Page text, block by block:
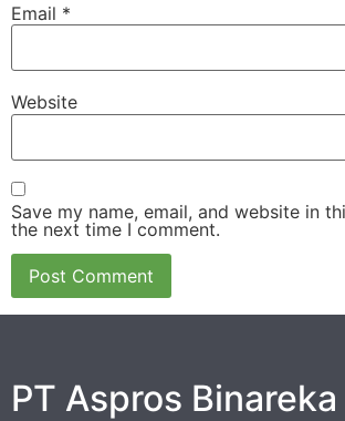
Email *
Website
Save my name, email, and website in
the next time I comment.
PT Aspros Binareka